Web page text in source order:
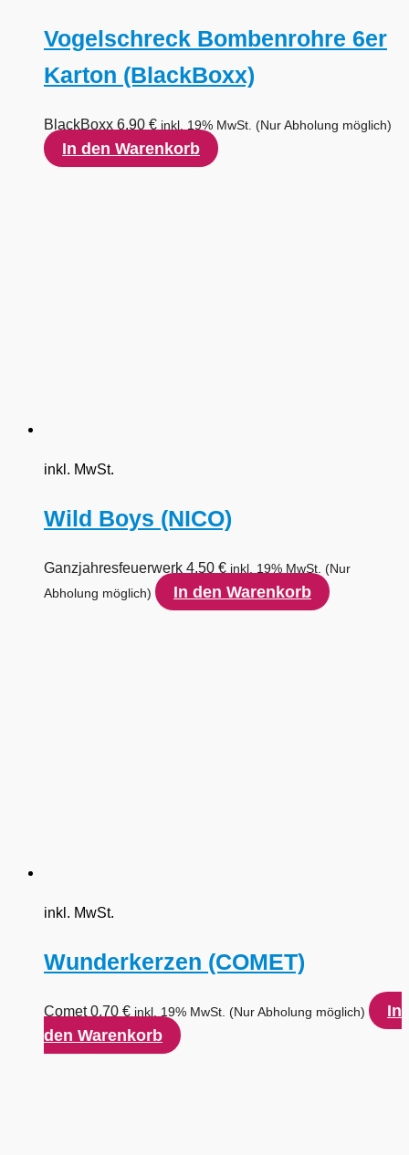
Vogelschreck Bombenrohre 6er
Karton (BlackBoxx)
BlackBoxx 6,90 € inkl. 19% MwSt. (Nur Abholung möglich)
In den Warenkorb
inkl. MwSt.
Wild Boys (NICO)
Ganzjahresfeuerwerk 4,50 € inkl. 19% MwSt. (Nur
Abholung möglich)
In den Warenkorb
inkl. MwSt.
Wunderkerzen (COMET)
Comet0,70 € inkl. 19% MwSt. (Nur Abholung möglich)
In
den Warenkorb